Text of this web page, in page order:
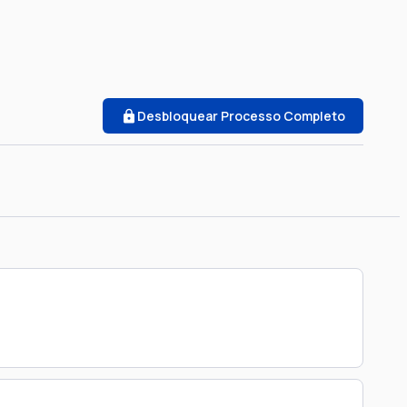
Desbloquear Processo Completo